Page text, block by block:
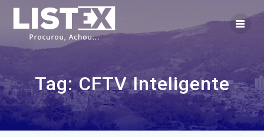
content
Tag:CFTV Inteligente